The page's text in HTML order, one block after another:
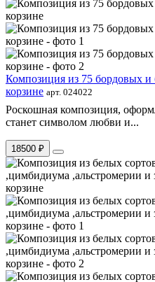
Композиция из 75 бордовых и
корзине арт. 024022
Роскошная композиция,
станет символом любви и...
18500 ₽